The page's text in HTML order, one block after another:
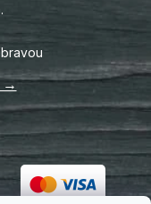
→